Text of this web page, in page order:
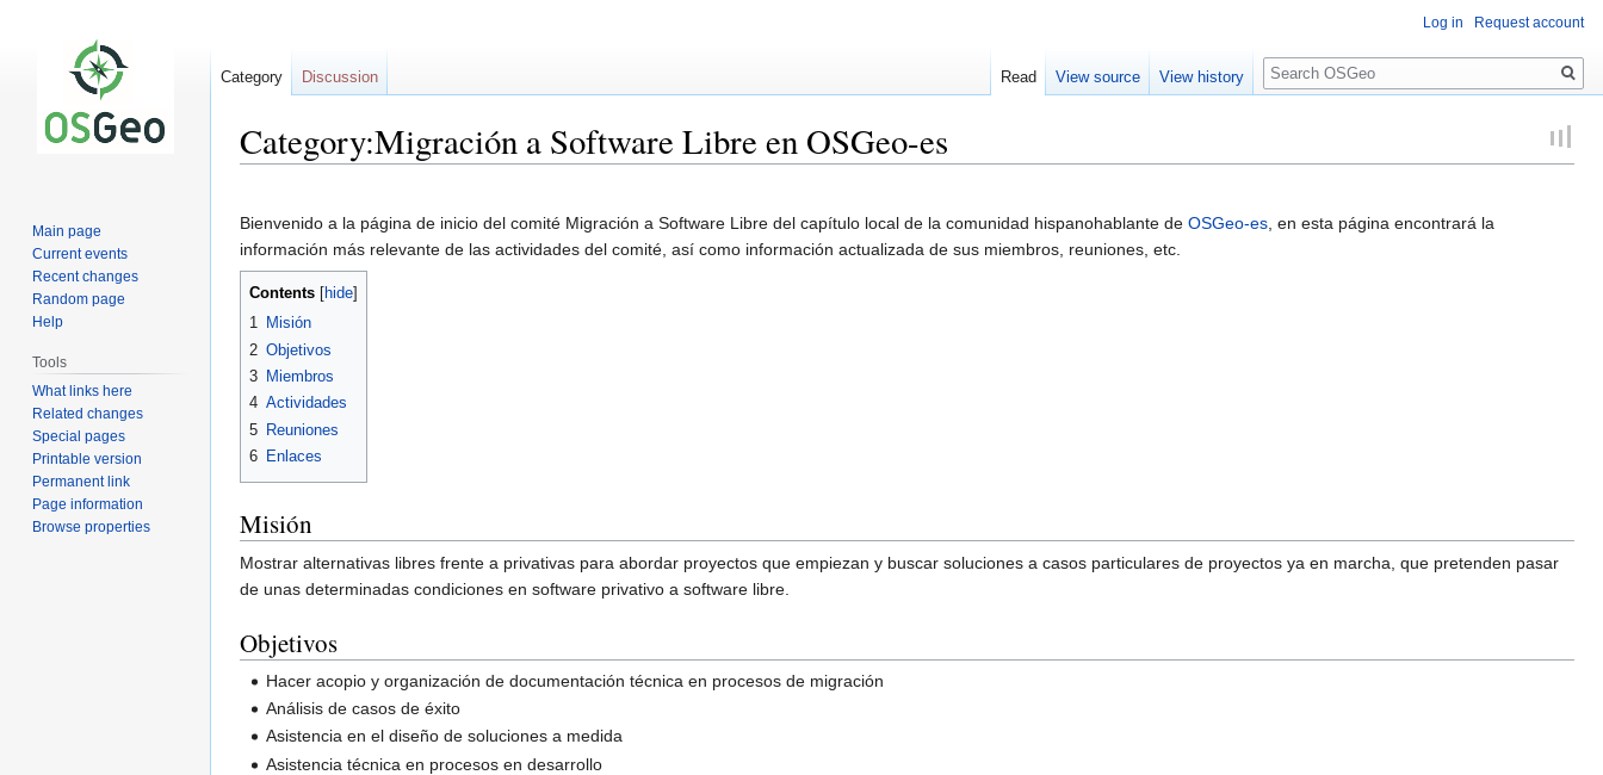
Category:Migración a Software Libre en OSGeo-es
to
navigation
to
search
Bienvenido a la página de inicio del comité Migración a Software Libre del capítulo local de la comunidad hispanohablante de OSGeo-es, en esta página encontrará la
información más relevante de las actividades del comité, así como información actualizada de sus miembros, reuniones, etc.
Contents
1 Misión
2 Objetivos
3 Miembros
4 Actividades
5 Reuniones
6 Enlaces
Misión
Mostrar alternativas libres frente a privativas para abordar proyectos que empiezan y buscar soluciones a casos particulares de proyectos ya en marcha, que pretenden pasar
de unas determinadas condiciones en software privativo a software libre.
Objetivos
Hacer acopio y organización de documentación técnica en procesos de migración
Análisis de casos de éxito
Asistencia en el diseño de soluciones a medida
Asistencia técnica en procesos en desarrollo
Log in Request account
Category Discussion Read View source View history
Search
Main page
Current events
Recent changes
Random page
Help
Tools
What links here
Related changes
Special pages
Printable version
Permanent link
Page information
Browse properties